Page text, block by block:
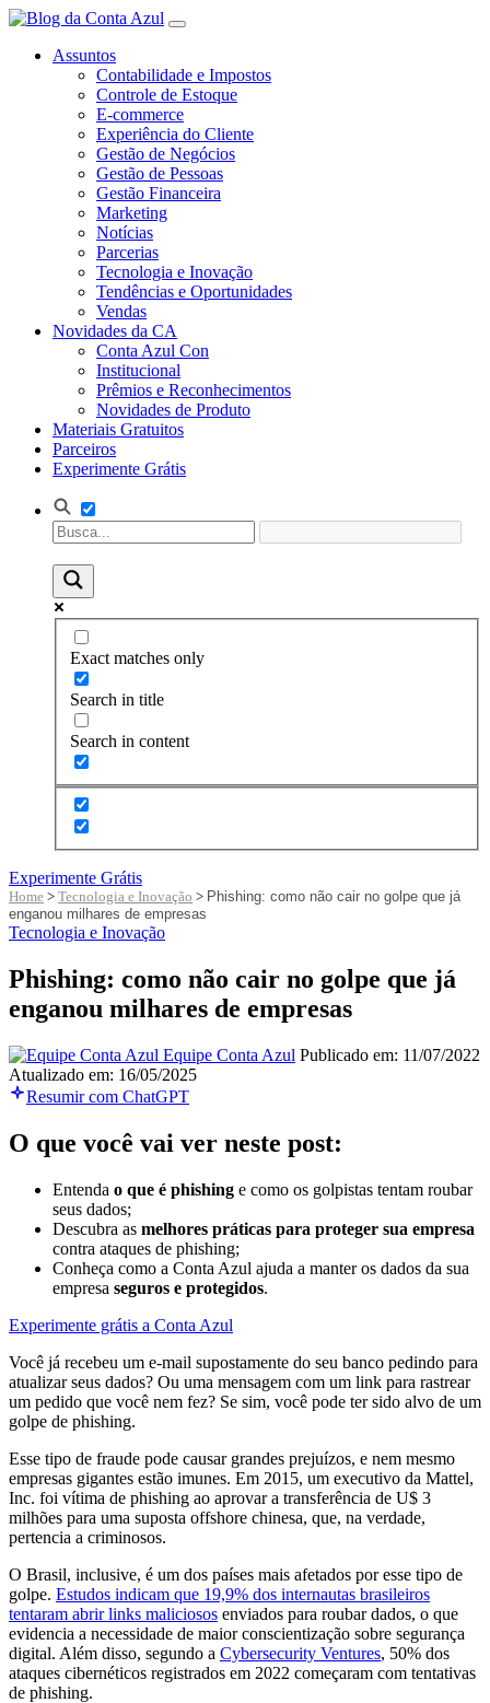
Assuntos
Contabilidade e Impostos
Controle de Estoque
E-commerce
Experiência do Cliente
Gestão de Negócios
Gestão de Pessoas
Gestão Financeira
Marketing
Notícias
Parcerias
Tecnologia e Inovação
Tendências e Oportunidades
Vendas
Novidades da CA
Conta Azul Con
Institucional
Prêmios e Reconhecimentos
Novidades de Produto
Materiais Gratuitos
Parceiros
Experimente Grátis
Exact matches only
Search in title
Search in content
Experimente Grátis
Home > Tecnologia e Inovação > Phishing: como não cair no golpe que já
enganou milhares de empresas
Tecnologia e Inovação
Phishing: como não cair no golpe que já
enganou milhares de empresas
Equipe Conta Azul Publicado em: 11/07/2022
Atualizado em: 16/05/2025
Resumir com ChatGPT
O que você vai ver neste post:
Entenda o que é phishing e como os golpistas tentam roubar
seus dados;
Descubra as melhores práticas para proteger sua empresa
contra ataques de phishing;
Conheça como a Conta Azul ajuda a manter os dados da sua
empresa seguros e protegidos.
Experimente grátis a Conta Azul
Você já recebeu um e-mail supostamente do seu banco pedindo para
atualizar seus dados? Ou uma mensagem com um link para rastrear
um pedido que você nem fez? Se sim, você pode ter sido alvo de um
golpe de phishing.
Esse tipo de fraude pode causar grandes prejuízos, e nem mesmo
empresas gigantes estão imunes. Em 2015, um executivo da Mattel,
Inc. foi vítima de phishing ao aprovar a transferência de U$ 3
milhões para uma suposta offshore chinesa, que, na verdade,
pertencia a criminosos.
O Brasil, inclusive, é um dos países mais afetados por esse tipo de
golpe. Estudos indicam que 19,9% dos internautas brasileiros
tentaram abrir links maliciosos enviados para roubar dados, o que
evidencia a necessidade de maior conscientização sobre segurança
digital. Além disso, segundo a Cybersecurity Ventures, 50% dos
ataques cibernéticos registrados em 2022 começaram com tentativas
de phishing.